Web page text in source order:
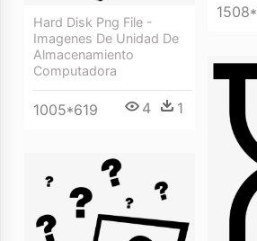
Hard Disk Png File -
Imagenes De Unidad De
Almacenamiento
Computadora
1005*619 4 1